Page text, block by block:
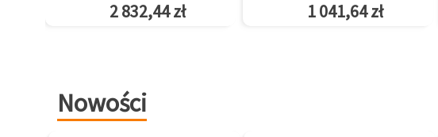
2 832,44 zł 1 041,64 zł
Nowości